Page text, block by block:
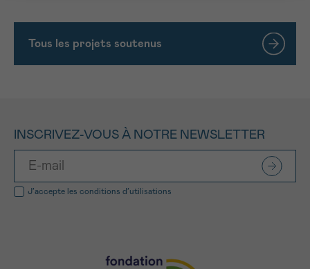
Tous les projets soutenus
INSCRIVEZ-VOUS À NOTRE NEWSLETTER
J’accepte les conditions d’utilisations